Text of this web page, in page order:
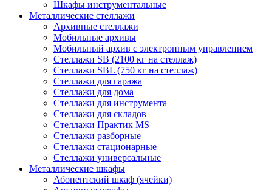
Шкафы инструментальные
Металлические стеллажи
Архивные стеллажи
Мобильные архивы
Мобильный архив с электронным управлением
Стеллажи SB (2100 кг на стеллаж)
Стеллажи SBL (750 кг на стеллаж)
Стеллажи для гаража
Стеллажи для дома
Стеллажи для инструмента
Стеллажи для складов
Стеллажи Практик MS
Стеллажи разборные
Стеллажи стационарные
Стеллажи универсальные
Металлические шкафы
Абонентский шкаф (ячейки)